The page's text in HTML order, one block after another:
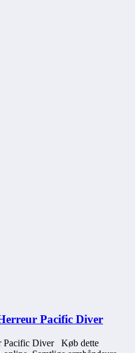
Pacific Diver
Pacific Diver Køb dette